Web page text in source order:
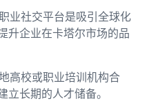
业社交平台是吸引全球化
升企业在卡塔尔市场的品
高校或职业培训机构合
长期的人才储备。